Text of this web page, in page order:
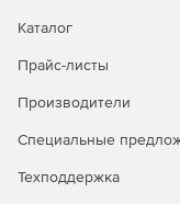
Engineering также
Каталог
Прайс-листы
Производители
Специальные
Техподдержка